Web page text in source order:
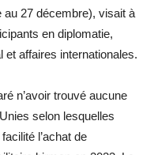
27 décembre), visait à
en diplomatie,
et affaires internationales.
n’avoir trouvé aucune
selon lesquelles
l’achat de